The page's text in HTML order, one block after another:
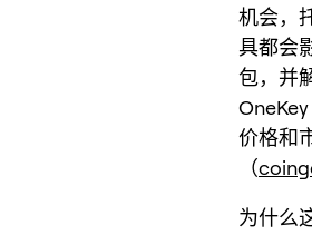
机会，
具都会
包，并
价格和
（
为什么